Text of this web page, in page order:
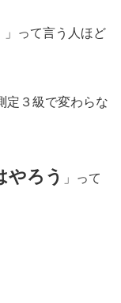
」って言う人ほど
定３級で変わらな
やろう
」って